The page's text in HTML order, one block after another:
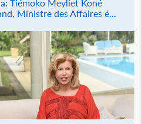
Tiémoko Meyliet Koné
Ministre des Affaires é...